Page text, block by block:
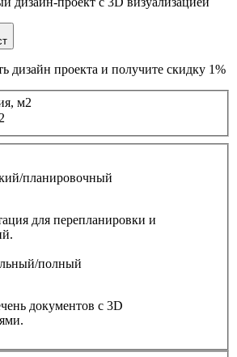
дизайн проекта и получите скидку 1%
м2
планировочный
для перепланировки и
полный
документов с 3D